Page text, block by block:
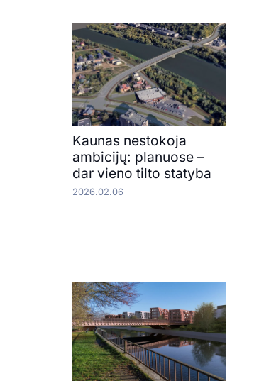
Kaunas nestokoja
ambicijų: planuose –
dar vieno tilto statyba
2026.02.06